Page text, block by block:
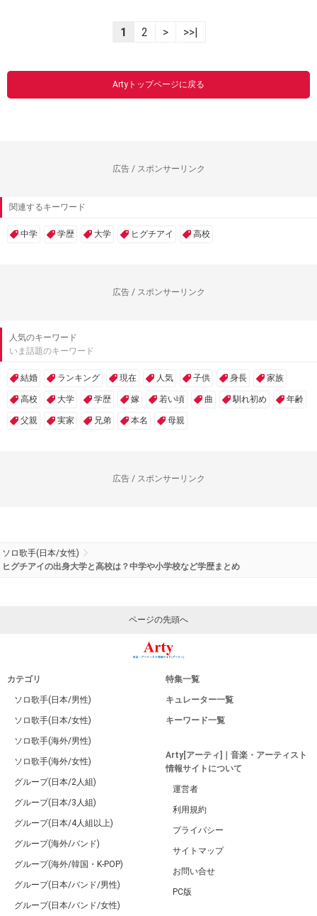
1 2 > >>|
Artyトップページに戻る
広告 / スポンサーリンク
関連するキーワード
中学 学歴 大学 ヒグチアイ 高校
広告 / スポンサーリンク
人気のキーワード
いま話題のキーワード
結婚 ランキング 現在 人気 子供 身長 家族
高校 大学 学歴 嫁 若い頃 曲 馴れ初め 年齢
父親 実家 兄弟 本名 母親
広告 / スポンサーリンク
ソロ歌手(日本/女性)
ヒグチアイの出身大学と高校は？中学や小学校など学歴まとめ
ページの先頭へ
カテゴリ
ソロ歌手(日本/男性)
ソロ歌手(日本/女性)
ソロ歌手(海外/男性)
ソロ歌手(海外/女性)
グループ(日本/2人組)
グループ(日本/3人組)
グループ(日本/4人組以上)
グループ(海外/バンド)
グループ(海外/韓国・K-POP)
グループ(日本/バンド/男性)
グループ(日本/バンド/女性)
特集一覧
キュレーター一覧
キーワード一覧
Arty[アーティ]｜音楽・アーティスト
情報サイトについて
運営者
利用規約
プライバシー
サイトマップ
お問い合せ
PC版